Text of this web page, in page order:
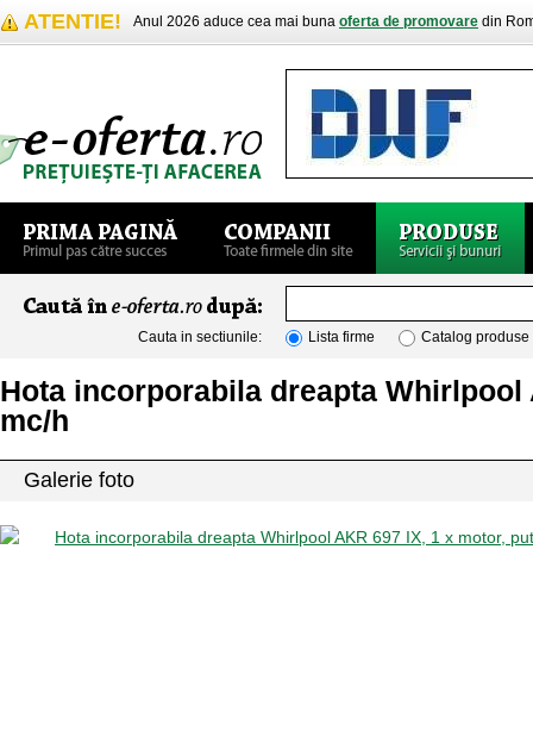
ATENTIE! Anul 2026 aduce cea mai buna oferta de promovare din
Cauta in sectiunile: Lista firme Catalog produse
Hota incorporabila dreapta Whirlpool
mc/h
Galerie foto